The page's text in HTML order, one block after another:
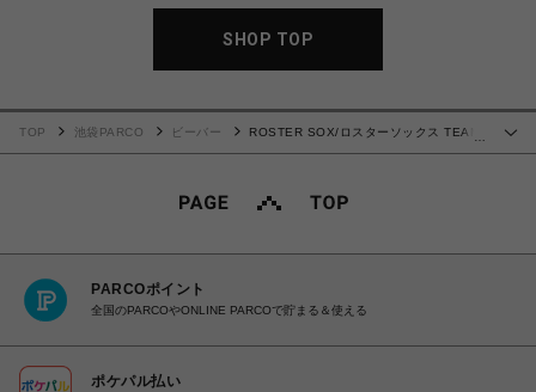
SHOP TOP
TOP 池袋PARCO ビーバー
ROSTER SOX/ロスターソックス TEAM
PARCOポイント
全国のPARCOやONLINE PARCOで貯まる＆使える
ポケパル払い